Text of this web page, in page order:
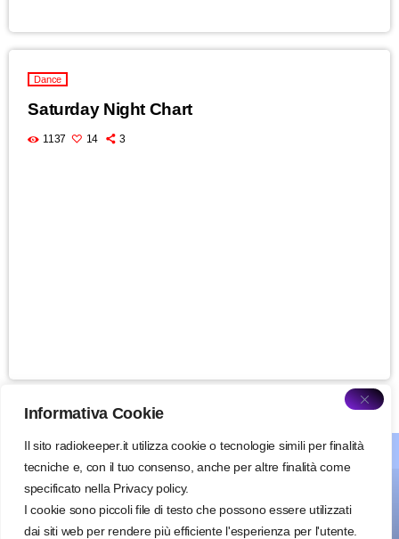
Informativa Cookie
Il sito radiokeeper.it utilizza cookie o tecnologie simili per finalità
tecniche e, con il tuo consenso, anche per altre finalità come
specificato nella Privacy policy.
I cookie sono piccoli file di testo che possono essere utilizzati
dai siti web per rendere più efficiente l'esperienza per l'utente.
Dance
Saturday Night Chart
1137 14 3
about radiokeeper